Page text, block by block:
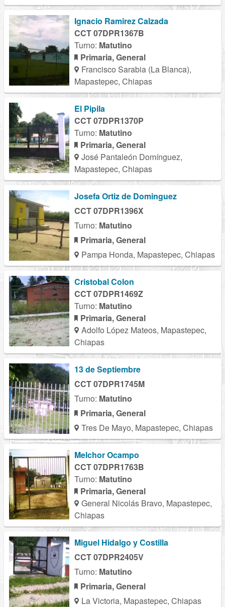
Ignacio Ramirez Calzada
CCT 07DPR1367B
Turno: Matutino
Primaria, General
Francisco Sarabia (La Blanca),
Mapastepec, Chiapas
El Pipila
CCT 07DPR1370P
Turno: Matutino
Primaria, General
José Pantaleón Domínguez,
Mapastepec, Chiapas
Josefa Ortiz de Dominguez
CCT 07DPR1396X
Turno: Matutino
Primaria, General
Pampa Honda, Mapastepec, Chiapas
Cristobal Colon
CCT 07DPR1469Z
Turno: Matutino
Primaria, General
Adolfo López Mateos, Mapastepec,
Chiapas
13 de Septiembre
CCT 07DPR1745M
Turno: Matutino
Primaria, General
Tres De Mayo, Mapastepec, Chiapas
Melchor Ocampo
CCT 07DPR1763B
Turno: Matutino
Primaria, General
General Nicolás Bravo, Mapastepec,
Chiapas
Miguel Hidalgo y Costilla
CCT 07DPR2405V
Turno: Matutino
Primaria, General
La Victoria, Mapastepec, Chiapas